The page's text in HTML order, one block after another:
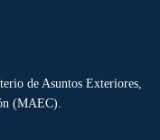
de Asuntos Exteriores,
(MAEC).